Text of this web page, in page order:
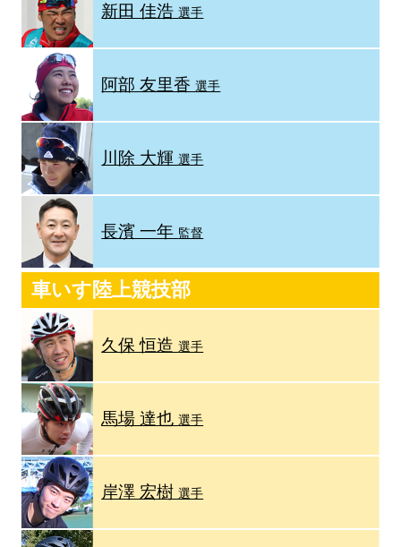
新田 佳浩選手
阿部 友里香選手
川除 大輝選手
長濱 一年 監督
車いす陸上競技部
久保 恒造選手
馬場 達也選手
岸澤 宏樹選手